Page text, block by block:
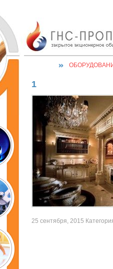
1
25 сентября, 2015